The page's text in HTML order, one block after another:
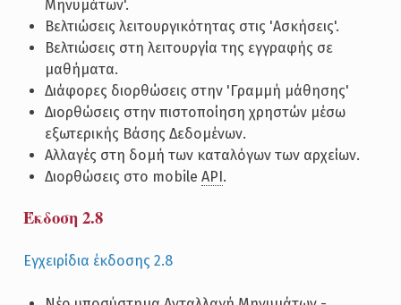
Μηνυμάτων'.
Βελτιώσεις λειτουργικότητας στις 'Ασκήσεις'.
Βελτιώσεις στη λειτουργία της εγγραφής σε
μαθήματα.
Διάφορες διορθώσεις στην 'Γραμμή μάθησης'
Διορθώσεις στην πιστοποίηση χρηστών μέσω
εξωτερικής Βάσης Δεδομένων.
Αλλαγές στη δομή των καταλόγων των αρχείων.
Διορθώσεις στο mobile API .
Έκδοση 2.8
Εγχειρίδια έκδοσης 2.8